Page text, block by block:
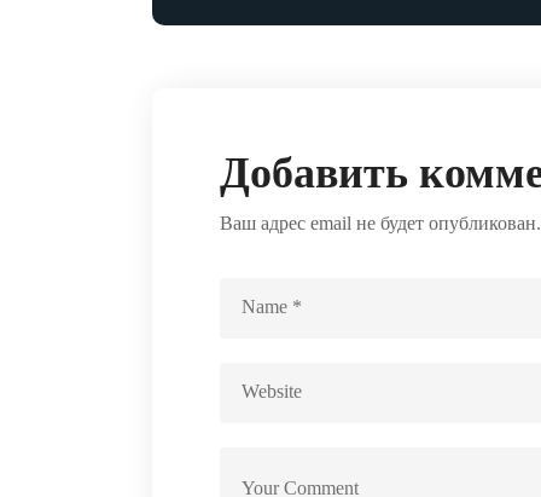
Добавить
Ваш адрес email не будет опубликован.